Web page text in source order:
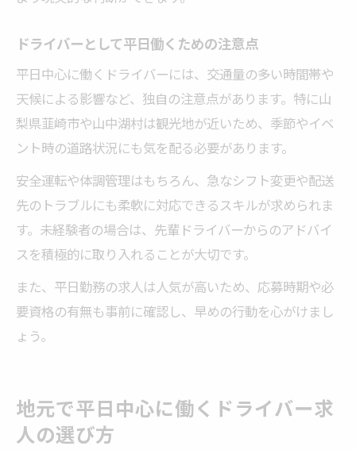
ドライバーとして平日働くための注意点
平日中心に働くドライバーには、交通量の多い時間帯や
天候による影響など、独自の注意点があります。特に山
梨県韮崎市や山中湖村は観光地が近いため、季節やイベ
ント時の道路状況にも気を配る必要があります。
安全運転や体調管理はもちろん、急なシフト変更や配送
先のトラブルにも柔軟に対応できるスキルが求められま
す。未経験者の場合は、先輩ドライバーからのアドバイ
スを積極的に取り入れることが大切です。
また、平日勤務の求人は人気が高いため、応募時期や必
要資格の有無も事前に確認し、早めの行動を心がけまし
ょう。
地元で平日中心に働くドライバー求
人の選び方